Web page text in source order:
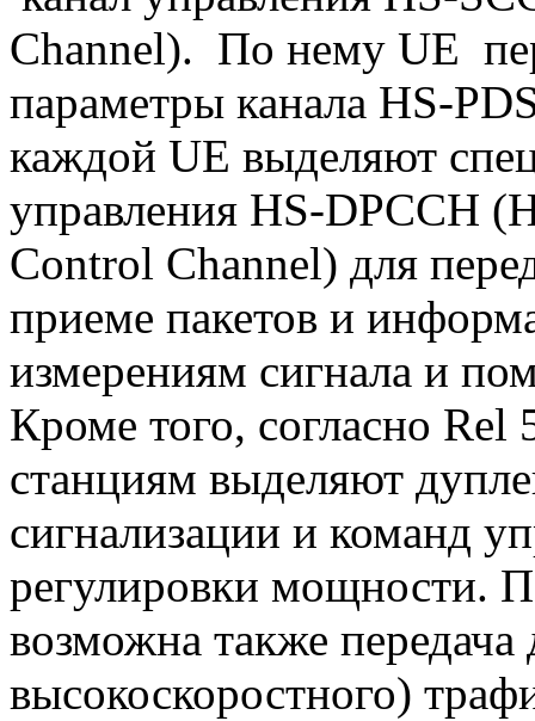
Channel). По нему UE
параметры канала HS-
каждой UE выделяют
управления HS-DPCCH
Control Channel) для
приеме пакетов и
измерениям сигнала и
Кроме того, согласно
станциям выделяют
сигнализации и команд
регулировки
возможна также передача
высокоскоростного)